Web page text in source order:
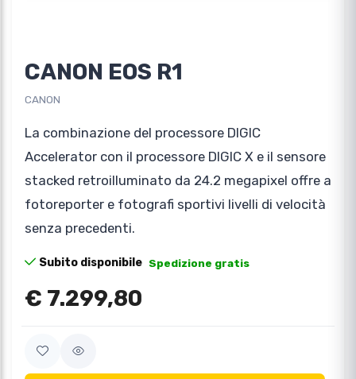
CANON EOS R1
CANON
La combinazione del processore DIGIC
Accelerator con il processore DIGIC X e il sensore
stacked retroilluminato da 24.2 megapixel offre a
fotoreporter e fotografi sportivi livelli di velocità
senza precedenti.
Subito disponibile Spedizione gratis
€ 7.299,80